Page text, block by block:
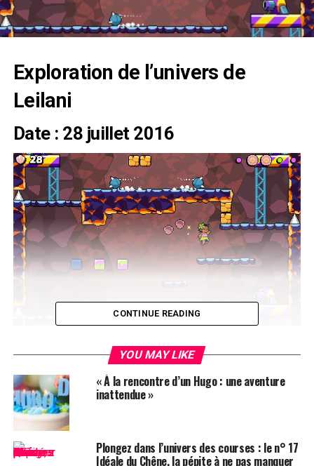
Exploration de l’univers de
Leilani
Date : 28 juillet 2016
Il y a environ un an, j’ai décidé de me lancer dans ce
projet sur un coup de tête, inspiré par ma lecture
d’articles sur la
conception de jeux
petitjeu de plateforme
souhaite maintenant partager mes avancées et échanger
CONTINUE READING
YOU MAY LIKE
« À la rencontre d’un Hugo : une aventure
inattendue »
Plongez dans l’univers des courses : le n° 17
Idéale du Chêne, la pépite à ne pas manquer